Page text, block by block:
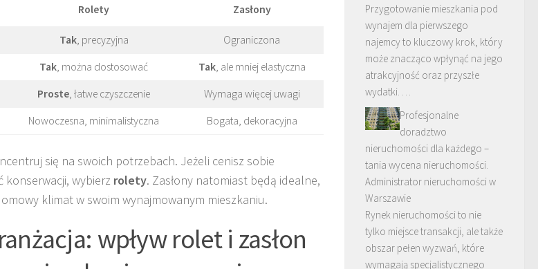
Rolety Zasłony
Tak, precyzyjna Ograniczona
Tak, można dostosować Tak, ale mniej elastyczna
Proste, łatwe czyszczenie Wymaga więcej uwagi
Nowoczesna, minimalistyczna Bogata, dekoracyjna
się na swoich potrzebach. Jeżeli cenisz sobie
konserwacji, wybierz rolety. Zasłony natomiast będą idealne,
klimat w swoim wynajmowanym mieszkaniu.
wpływ rolet i zasłon
Przygotowanie mieszkania pod
wynajem dla pierwszego
najemcy to kluczowy krok, który
może znacząco wpłynąć na jego
atrakcyjność oraz przyszłe
wydatki. …
Profesjonalne
doradztwo
nieruchomości dla każdego –
tania wycena nieruchomości.
Administrator nieruchomości w
Warszawie
Rynek nieruchomości to nie
tylko miejsce transakcji, ale także
obszar pełen wyzwań, które
wymagają specjalistycznego